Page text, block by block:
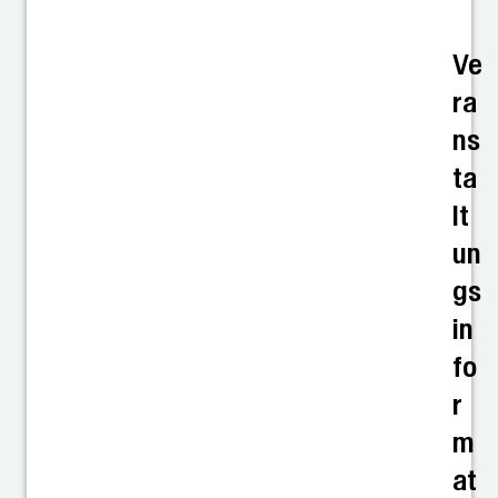
Ve
ra
ns
ta
lt
un
gs
in
fo
r
m
at